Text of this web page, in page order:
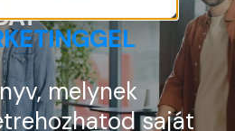
melynek
saját